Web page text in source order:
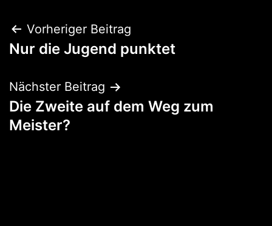
Beitragsnavigation
Vorheriger Beitrag
Nur die Jugend punktet
Nächster Beitrag
Die Zweite auf dem Weg zum
Meister?